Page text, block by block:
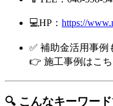
💻HP： https://
✅ 補助金活用事例
👉 施工事例はこ
🔍 こんなキーワー